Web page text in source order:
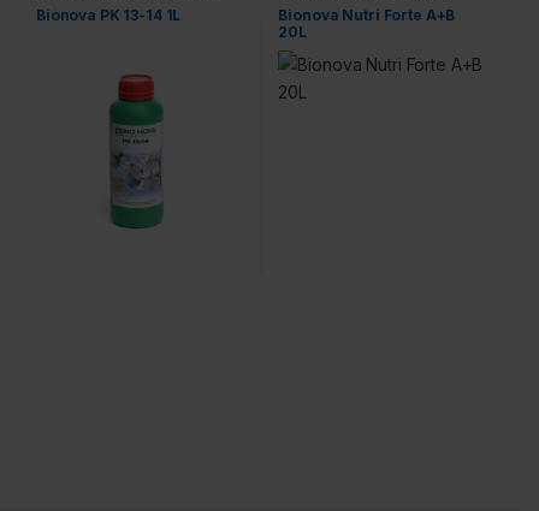
Bionova PK 13-14 1L Voeding
Bionova Nutri Forte A+B
20L